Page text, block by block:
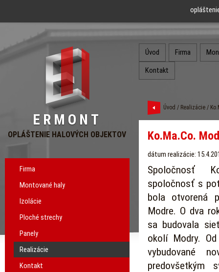
ERMONT
OPLÁŠTENIE HALOVÝCH OBJEKTOV
Firma
Montované haly
Izolácie
Ploché strechy
Panely
Realizácie
Kontakt
Úvod Firma
Kontakt
Úvod / Realizácie /
Ko.Ma.Co.
dátum realizácie:
Spoločnosť
spoločnosť s
bola otvorená
Modre. O dva
sa budovala
okolí Modry.
vybudované
predovšetkým